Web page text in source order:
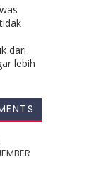
dari
lebih